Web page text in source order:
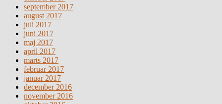
september 2017
august 2017
juli 2017
juni 2017
maj 2017
april 2017
marts 2017
februar 2017
januar 2017
december 2016
november 2016